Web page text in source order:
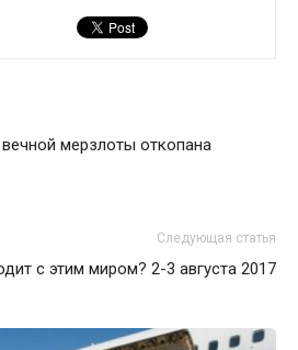
мерзлоты откопана
Следующая статья
с этим миром? 2-3 aвгуста 2017